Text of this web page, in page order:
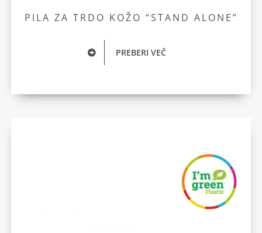
PILA ZA TRDO KOŽO “STAND ALONE”
PREBERI VEČ